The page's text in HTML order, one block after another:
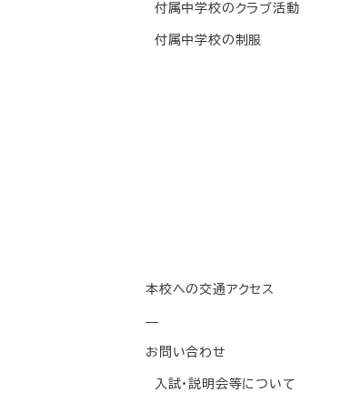
付属中学校のクラブ活動
付属中学校の制服
本校への交通アクセス
—
お問い合わせ
入試・説明会等について